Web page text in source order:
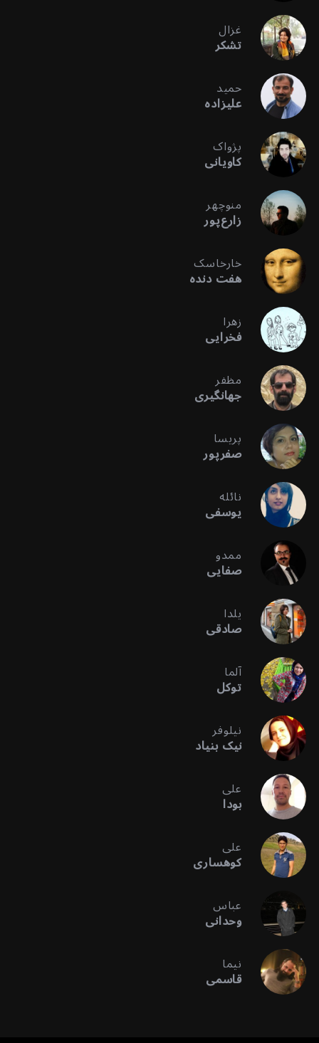
غزال
تشکر
حمید
علیزاده
پژواک
کاویانی
منوچهر
زارع‌پور
خارخاسک
هفت دنده
زهرا
فخرایی
مظفر
جهانگیری
پریسا
صفرپور
نائله
یوسفی
ممدو
صفایی
یلدا
صادقی
آلما
توکل
نیلوفر
نیک بنیاد
علی
بودا
علی
کوهساری
عباس
وحدانی
نیما
قاسمی